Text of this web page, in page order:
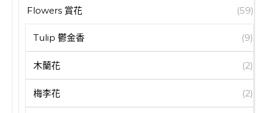
Flowers 賞花 (59)
Tulip 鬱金香 (9)
木蘭花 (2)
梅李花 (2)